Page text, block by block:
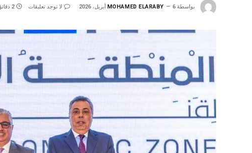
بواسطة MOHAMED ELARABY 6 أبريل، 2026 لا توجد تعليقات 2 دقائق